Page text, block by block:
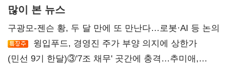
많이 본 뉴스
구광모-젠슨 황, 두 달 만에 또 만난다…로봇·AI 등 논의
윙입푸드, 경영진 주가 부양 의지에 상한가
(민선 9기 한달)③'7조 채무' 곳간에 충격…추미애,